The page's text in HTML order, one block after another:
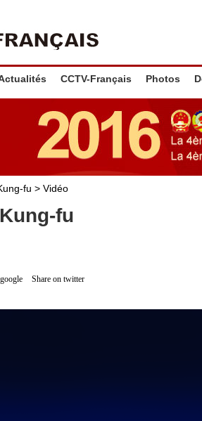
CCTV-Français Photos
fu > Vidéo
fu
Share on twitter